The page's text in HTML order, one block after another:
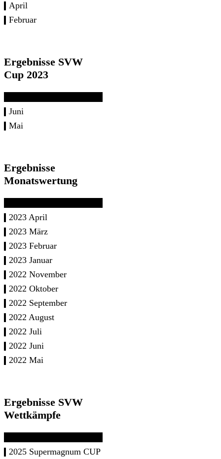
April
Februar
Ergebnisse SVW
Cup 2023
Juni
Mai
Ergebnisse
Monatswertung
2023 April
2023 März
2023 Februar
2023 Januar
2022 November
2022 Oktober
2022 September
2022 August
2022 Juli
2022 Juni
2022 Mai
Ergebnisse SVW
Wettkämpfe
2025 Supermagnum CUP